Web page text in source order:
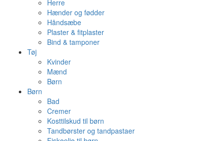
Herre
Hænder og fødder
Håndsæbe
Plaster & fitplaster
Bind & tamponer
Tøj
Kvinder
Mænd
Børn
Børn
Bad
Cremer
Kosttilskud til børn
Tandbørster og tandpastaer